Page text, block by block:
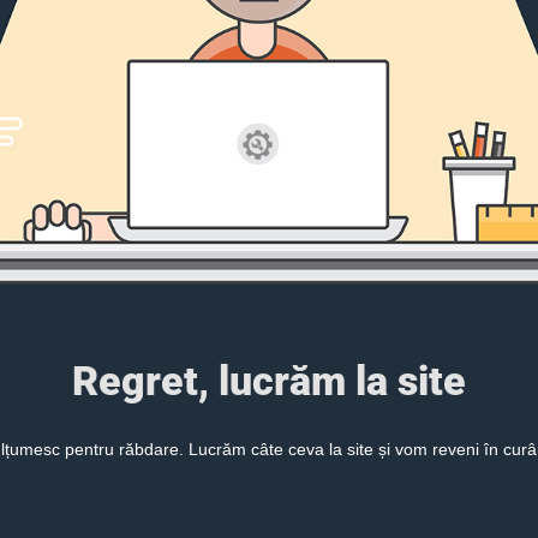
Regret, lucrăm la site
pentru răbdare. Lucrăm câte ceva la site și vom reveni în